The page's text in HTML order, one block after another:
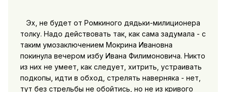
Эх, не будет от Ромкиного дядьки-милиционера
толку. Надо действовать так, как сама задумала - с
таким умозаключением Мокрина Ивановна
покинула вечером избу Ивана Филимоновича. Никто
из них не умеет, как следует, хитрить, устраивать
подкопы, идти в обход, стрелять наверняка - нет,
тут без стрельбы не обойтись, но не из кривого